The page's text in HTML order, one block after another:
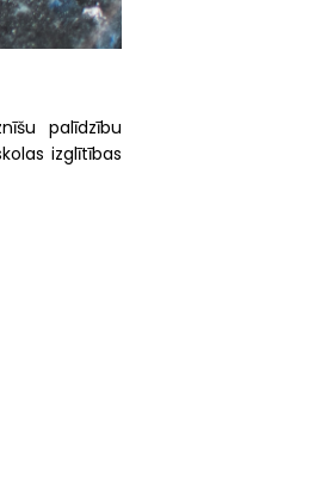
palīdzību
izglītības